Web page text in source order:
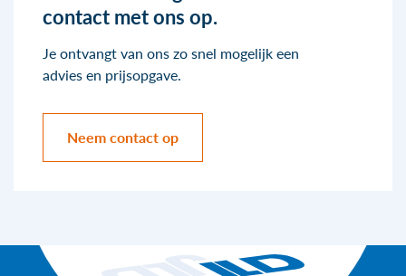
contact met ons op.
Je ontvangt van ons zo snel mogelijk een
advies en prijsopgave.
Neem contact op